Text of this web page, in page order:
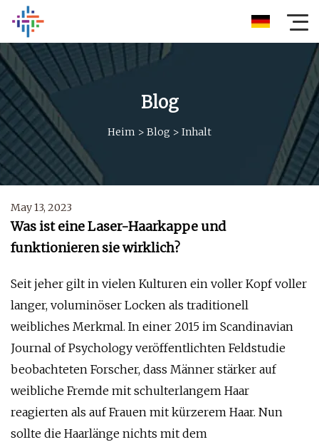
Blog
Heim > Blog > Inhalt
May 13, 2023
Was ist eine Laser-Haarkappe und
funktionieren sie wirklich?
Seit jeher gilt in vielen Kulturen ein voller Kopf voller
langer, voluminöser Locken als traditionell
weibliches Merkmal. In einer 2015 im Scandinavian
Journal of Psychology veröffentlichten Feldstudie
beobachteten Forscher, dass Männer stärker auf
weibliche Fremde mit schulterlangem Haar
reagierten als auf Frauen mit kürzerem Haar. Nun
sollte die Haarlänge nichts mit dem